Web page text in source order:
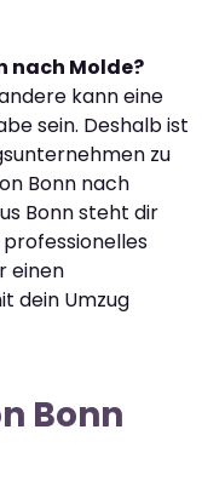
nach Molde?
kann eine
sein. Deshalb ist
zu
Bonn nach
Bonn steht dir
einen
dein Umzug
Bonn